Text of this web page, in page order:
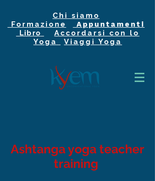
Chi siamo
Formazione
Appuntamenti
Libro
Accordarsi con lo
Yoga
Viaggi Yoga
Ashtanga yoga teacher
training